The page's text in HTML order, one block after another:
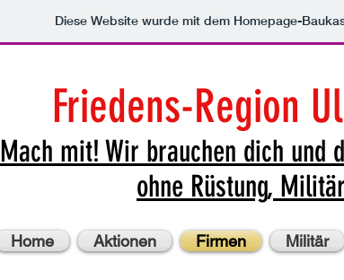
Diese Website wurde mit dem Homepage-
Friedens-Region
Mach mit!Wir brauchen dich und
ohne Rüstung,
Home Aktionen Firmen Militär